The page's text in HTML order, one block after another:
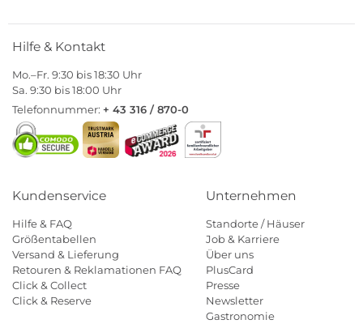
Hilfe & Kontakt
Mo.–Fr. 9:30 bis 18:30 Uhr
Sa. 9:30 bis 18:00 Uhr
Telefonnummer: + 43 316 / 870-0
Kundenservice
Hilfe & FAQ
Größentabellen
Versand & Lieferung
Retouren & Reklamationen FAQ
Click & Collect
Click & Reserve
Unternehmen
Standorte / Häuser
Job & Karriere
Über uns
PlusCard
Presse
Newsletter
Gastronomie